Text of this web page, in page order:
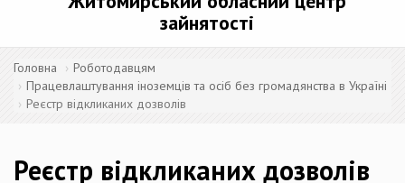
зайнятості
Головна
Роботодавцям
Працевлаштування іноземців та осіб без громадянства в Україні
Реєстр відкликаних дозволів
Реєстр відкликаних дозволів